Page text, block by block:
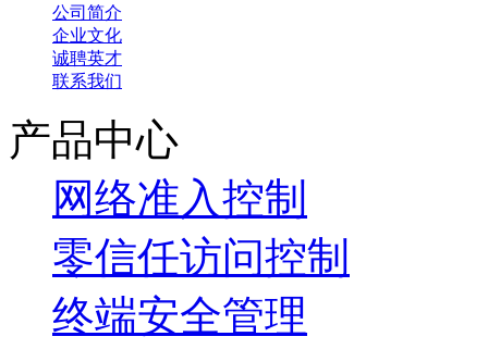
公司简介
企业文化
诚聘英才
联系我们
产品中心
网络准入控制
零信任访问控制
终端安全管理